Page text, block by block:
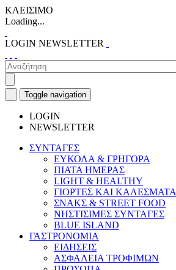
ΚΛΕΙΣΙΜΟ
Loading...
LOGIN NEWSLETTER
Toggle navigation
LOGIN
NEWSLETTER
ΣΥΝΤΑΓΕΣ
ΕΥΚΟΛΑ & ΓΡΗΓΟΡΑ
ΠΙΑΤΑ ΗΜΕΡΑΣ
LIGHT & HEALTHY
ΓΙΟΡΤΕΣ ΚΑΙ ΚΑΛΕΣΜΑΤΑ
ΣΝΑΚΣ & STREET FOOD
ΝΗΣΤΙΣΙΜΕΣ ΣΥΝΤΑΓΕΣ
BLUE ISLAND
ΓΑΣΤΡΟΝΟΜΙΑ
ΕΙΔΗΣΕΙΣ
ΑΣΦΑΛΕΙΑ ΤΡΟΦΙΜΩΝ